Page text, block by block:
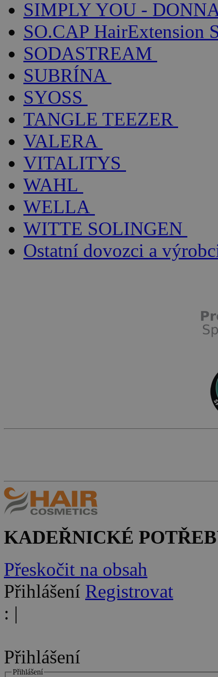
SIMPLY YOU -
SO.CAP HairExtension
SODASTREAM
SUBRÍNA
SYOSS
TANGLE TEEZER
VALERA
VITALITYS
WAHL
WELLA
WITTE SOLINGEN
Ostatní dovozci a
KADEŘNICKÉ
Přeskočit na obsah
Přihlášení Registrovat
: |
Přihlášení
Přihlášení